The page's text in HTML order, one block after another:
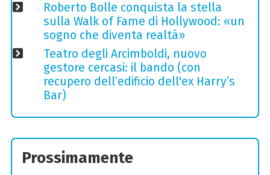
Roberto Bolle conquista la stella
sulla Walk of Fame di Hollywood: «un
sogno che diventa realtà»
Teatro degli Arcimboldi, nuovo
gestore cercasi: il bando (con
recupero dell’edificio dell'ex Harry’s
Bar)
Prossimamente